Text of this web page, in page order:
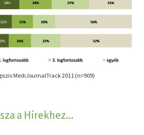
MediJournalTrack 2011 (n=909)
a Hírekhez...